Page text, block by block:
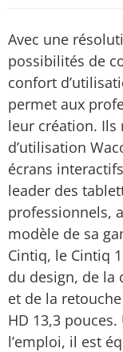
Avec une
possibilités de
confort
permet aux
leur création. Ils
d’utilisation
écrans
leader des
professionnels,
modèle de sa
Cintiq, le Cintiq
du design, de la
et de la
HD 13,3
l’emploi, il est